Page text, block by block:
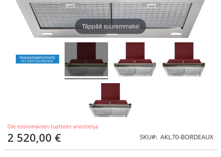
Ole ensimmäinen tuotteen arvostelija
2 520,00 € SKU AKL70-BORDEAUX
Täppää suuremmaksi